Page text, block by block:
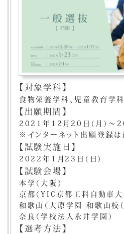
【対象学科】
食物栄養学科、児童教育学
【出願期間】
2021年12月20日（月）～
※インターネット出願登録
【試験実施日】
2022年1月23日（日）
【試験会場】
本学（大阪）
京都（YIC京都工科自動車大
和歌山（大原学園 和歌山校（
奈良（学校法人永井学園）
【選考方法】